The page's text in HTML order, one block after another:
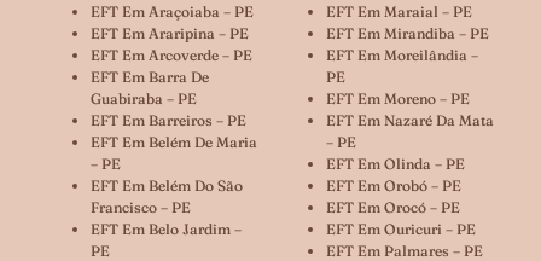
EFT Em Araçoiaba – PE
EFT Em Araripina – PE
EFT Em Arcoverde – PE
EFT Em Barra De
Guabiraba – PE
EFT Em Barreiros – PE
EFT Em Belém De Maria
– PE
EFT Em Belém Do São
Francisco – PE
EFT Em Belo Jardim –
PE
EFT Em Maraial – PE
EFT Em Mirandiba – PE
EFT Em Moreilândia –
PE
EFT Em Moreno – PE
EFT Em Nazaré Da Mata
– PE
EFT Em Olinda – PE
EFT Em Orobó – PE
EFT Em Orocó – PE
EFT Em Ouricuri – PE
EFT Em Palmares – PE